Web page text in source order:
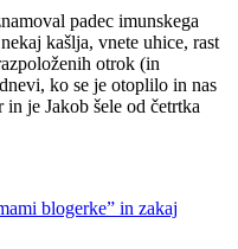
padec imunskega
kašlja, vnete uhice, rast
otrok (in
ko se je otoplilo in nas
je Jakob šele od četrtka